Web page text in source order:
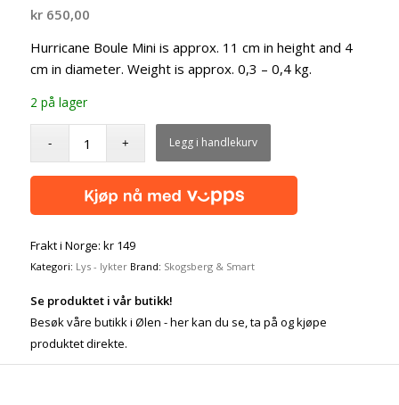
kr650,00
Hurricane Boule Mini is approx. 11 cm in height and 4
cm in diameter. Weight is approx. 0,3 – 0,4 kg.
2 på lager
Legg i handlekurv
Frakt i Norge: kr 149
Kategori: Lys - lykter Brand: Skogsberg & Smart
Se produktet i vår butikk!
Besøk våre butikk i Ølen - her kan du se, ta på og kjøpe
produktet direkte.